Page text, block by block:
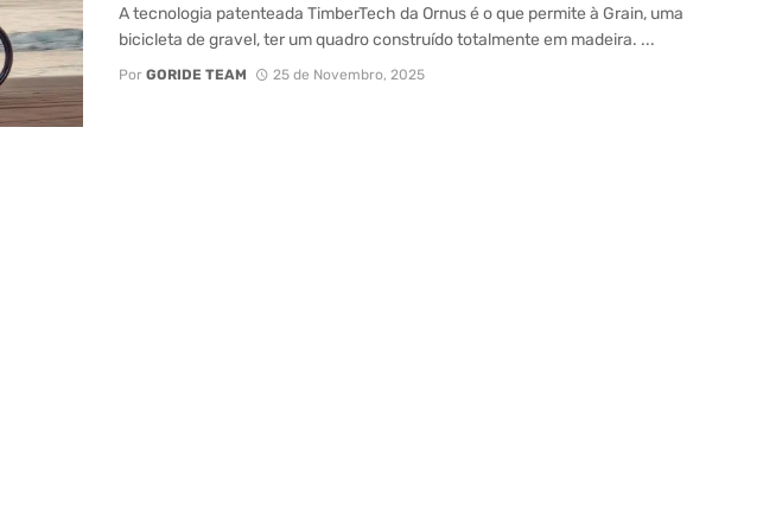
A tecnologia patenteada TimberTech da Ornus é o que permite à Grain, uma
bicicleta de gravel, ter um quadro construído totalmente em madeira. ...
Por GORIDE TEAM 25 de Novembro, 2025